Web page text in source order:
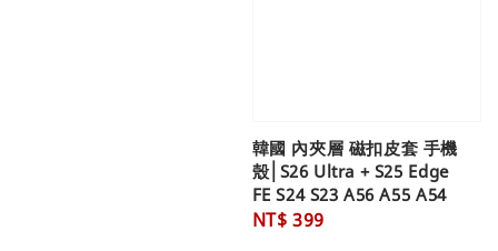
韓國 內夾層 磁扣皮套 手機
殼│S26 Ultra + S25 Edge
FE S24 S23 A56 A55 A54
Regular
NT$ 399